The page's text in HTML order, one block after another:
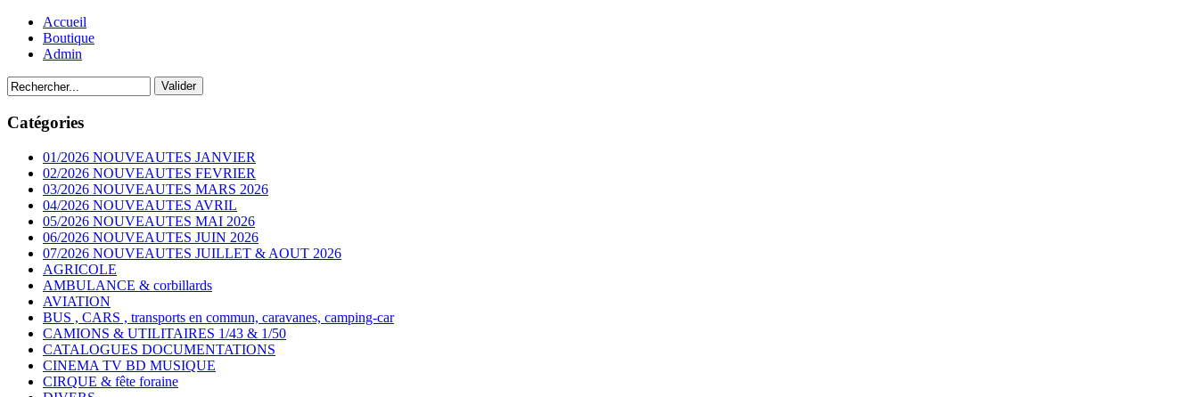
Accueil
Boutique
Admin
Catégories
01/2026 NOUVEAUTES JANVIER
02/2026 NOUVEAUTES FEVRIER
03/2026 NOUVEAUTES MARS 2026
04/2026 NOUVEAUTES AVRIL
05/2026 NOUVEAUTES MAI 2026
06/2026 NOUVEAUTES JUIN 2026
07/2026 NOUVEAUTES JUILLET & AOUT 2026
AGRICOLE
AMBULANCE & corbillards
AVIATION
BUS , CARS , transports en commun, caravanes, camping-car
CAMIONS & UTILITAIRES 1/43 & 1/50
CATALOGUES DOCUMENTATIONS
CINEMA TV BD MUSIQUE
CIRQUE & fête foraine